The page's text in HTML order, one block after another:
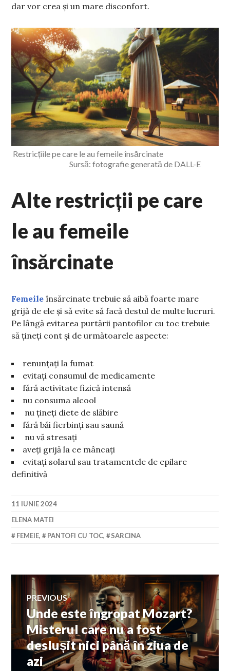
dar vor crea și un mare disconfort.
Restricțiile pe care le au femeile însărcinate
Sursă: fotografie generată de DALL-E
Alte restricții pe care
le au femeile
însărcinate
Femeile însărcinate trebuie să aibă foarte mare
grijă de ele și să evite să facă destul de multe lucruri.
Pe lângă evitarea purtării pantofilor cu toc trebuie
să țineți cont și de următoarele aspecte:
renunțați la fumat
evitați consumul de medicamente
⁠fără activitate fizică intensă
⁠nu consuma alcool
⁠nu țineți diete de slăbire
fără băi fierbinți sau saună
⁠nu vă stresați
⁠aveți grijă la ce mâncați
evitați solarul sau tratamentele de epilare
definitivă
11 IUNIE 2024
ELENA MATEI
FEMEIE, PANTOFI CU TOC, SARCINA
Navigare
în
articole
PREVIOUS
Previous
post:
Unde este îngropat Mozart?
Misterul care nu a fost
deslușit nici până în ziua de
azi